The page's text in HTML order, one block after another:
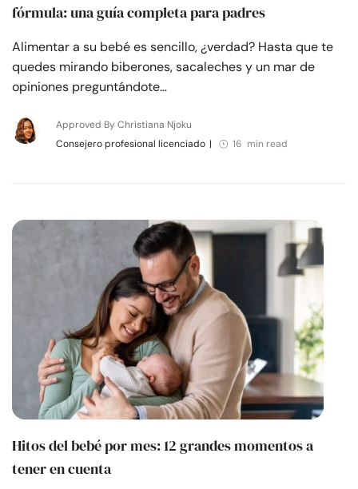
fórmula: una guía completa para padres
Alimentar a su bebé es sencillo, ¿verdad? Hasta que te
quedes mirando biberones, sacaleches y un mar de
opiniones preguntándote…
Approved By Christiana Njoku
Consejero profesional licenciado | 16 min read
Hitos del bebé por mes: 12 grandes momentos a
tener en cuenta